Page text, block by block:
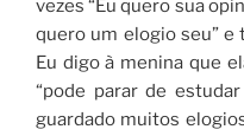
vezes “Eu quero sua
quero um elogio seu”
Eu digo à menina que
“pode parar de
guardado muitos